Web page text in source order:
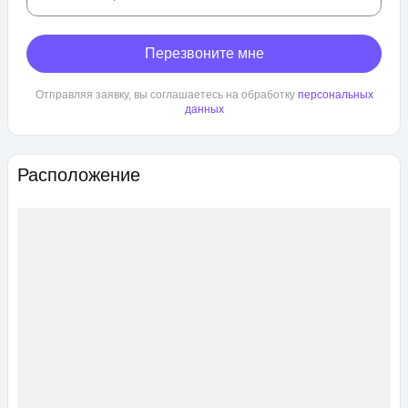
Расположение
Перезвоните мне
Отправляя заявку, вы соглашаетесь на обработку персональных
данных